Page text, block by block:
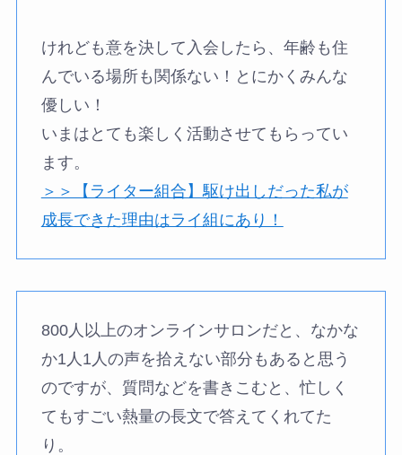
けれども意を決して入会したら、年齢も住
んでいる場所も関係ない！とにかくみんな
優しい！
いまはとても楽しく活動させてもらってい
ます。
＞＞【ライター組合】駆け出しだった私が
成長できた理由はライ組にあり！
800人以上のオンラインサロンだと、なかな
か1人1人の声を拾えない部分もあると思う
のですが、質問などを書きこむと、忙しく
てもすごい熱量の長文で答えてくれてた
り。